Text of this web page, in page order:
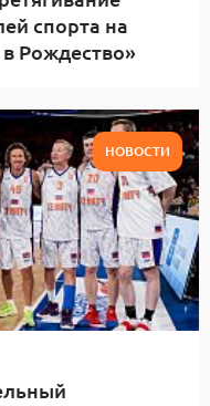
спорта на
Рождество»
НОВОСТИ